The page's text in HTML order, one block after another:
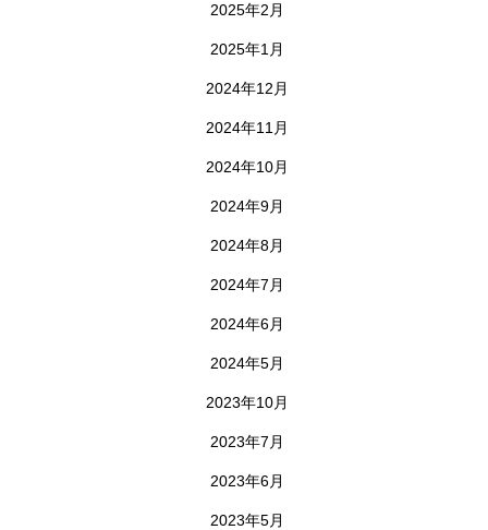
2025年2月
2025年1月
2024年12月
2024年11月
2024年10月
2024年9月
2024年8月
2024年7月
2024年6月
2024年5月
2023年10月
2023年7月
2023年6月
2023年5月